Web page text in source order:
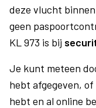
deze vlucht
geen
KL 973 is bij
Je kunt meteen
hebt afgegeven, of
hebt en al online